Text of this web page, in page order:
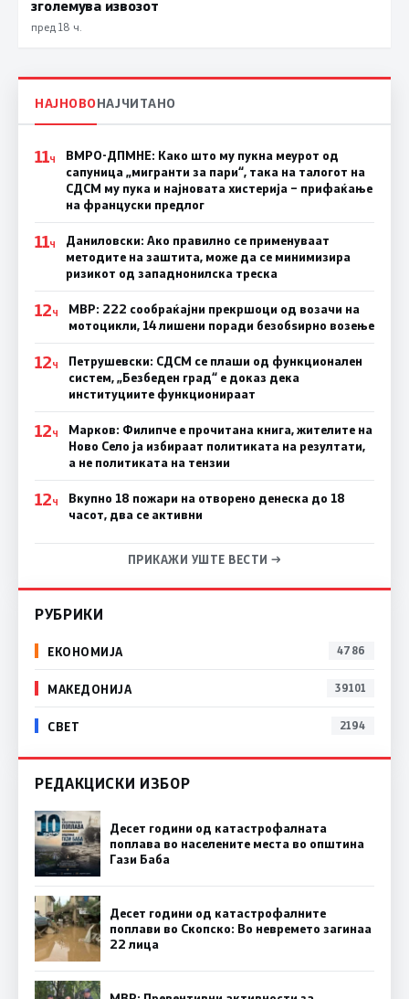
зголемува извозот
пред 18 ч.
НАЈНОВОНАЈЧИТАНО
11Ч
ВМРО-ДПМНЕ: Како што му пукна меурот од
сапуница „мигранти за пари“, така на талогот на
СДСМ му пука и најновата хистерија – прифаќање
на француски предлог
11Ч
Даниловски: Ако правилно се применуваат
методите на заштита, може да се минимизира
ризикот од западнонилска треска
12Ч
МВР: 222 сообраќајни прекршоци од возачи на
мотоцикли, 14 лишени поради безобѕирно возење
12Ч
Петрушевски: СДСМ се плаши од функционален
систем, „Безбеден град“ е доказ дека
институциите функционираат
12Ч
Марков: Филипче е прочитана книга, жителите на
Ново Село ја избираат политиката на резултати,
а не политиката на тензии
12Ч
Вкупно 18 пожари на отворено денеска до 18
часот, два се активни
ПРИКАЖИ УШТЕ ВЕСТИ →
РУБРИКИ
ЕКОНОМИЈА 4786
МАКЕДОНИЈА 39101
СВЕТ 2194
РЕДАКЦИСКИ ИЗБОР
Десет години од катастрофалната
поплава во населените места во општина
Гази Баба
Десет години од катастрофалните
поплави во Скопско: Во невремето загинаа
22 лица